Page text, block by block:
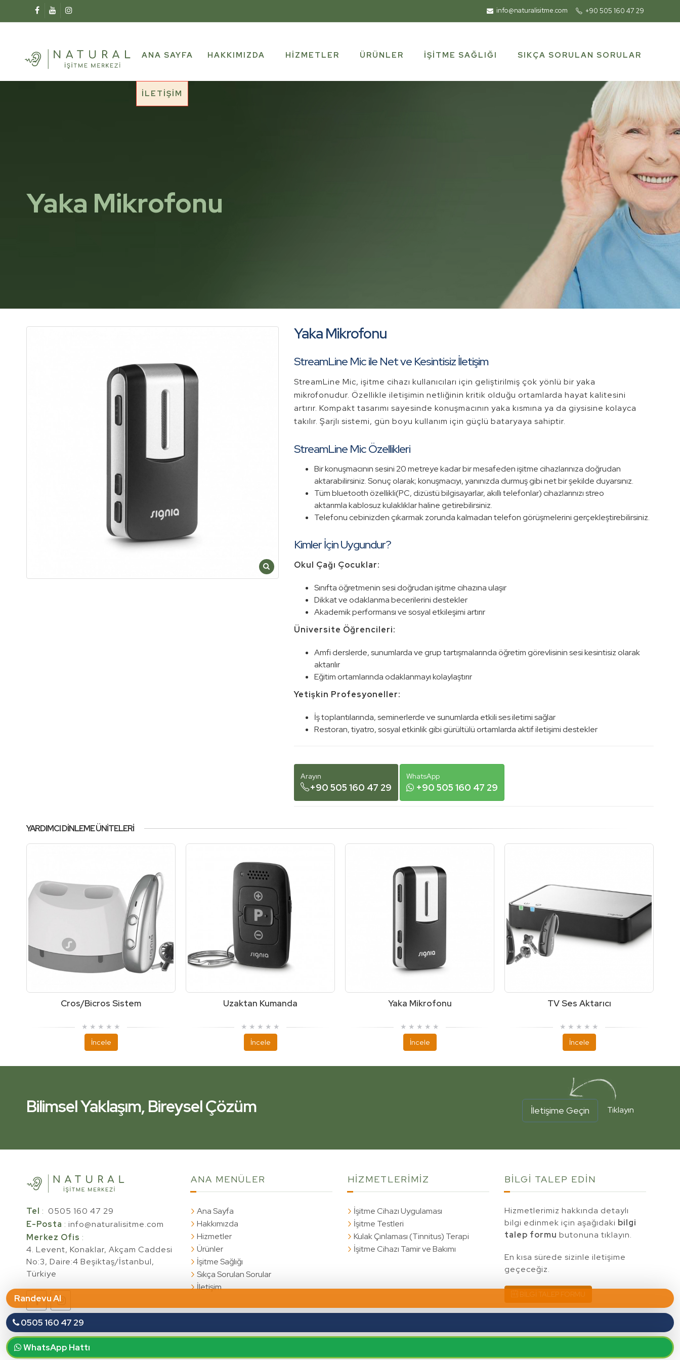
+90 505 160 47 29
info@naturalisitme.com
ANA SAYFA HAKKIMIZDA HIZMETLER ÜRÜNLER İŞITME SAĞLIĞI SIKÇA SORULAN SORULAR
İLETIŞIM
Yaka Mikrofonu
Yaka Mikrofonu
StreamLine Mic ile Net ve Kesintisiz İletişim
StreamLine Mic, işitme cihazı kullanıcıları için geliştirilmiş çok yönlü bir yaka
mikrofonudur. Özellikle iletişimin netliğinin kritik olduğu ortamlarda hayat kalitesini
artırır. Kompakt tasarımı sayesinde konuşmacının yaka kısmına ya da giysisine kolayca
takılır. Şarjlı sistemi, gün boyu kullanım için güçlü bataryaya sahiptir.
StreamLine Mic Özellikleri
Bir konuşmacının sesini 20 metreye kadar bir mesafeden işitme cihazlarınıza doğrudan
aktarabilirsiniz. Sonuç olarak; konuşmacıyı, yanınızda durmuş gibi net bir şekilde duyarsınız.
Tüm bluetooth özellikli(PC, dizüstü bilgisayarlar, akıllı telefonlar) cihazlarınızı streo
aktarımla kablosuz kulaklıklar haline getirebilirsiniz.
Telefonu cebinizden çıkarmak zorunda kalmadan telefon görüşmelerini gerçekleştirebilirsiniz.
Kimler İçin Uygundur?
Okul Çağı Çocuklar:
Sınıfta öğretmenin sesi doğrudan işitme cihazına ulaşır
Dikkat ve odaklanma becerilerini destekler
Akademik performansı ve sosyal etkileşimi artırır
Üniversite Öğrencileri:
Amfi derslerde, sunumlarda ve grup tartışmalarında öğretim görevlisinin sesi kesintisiz olarak
aktarılır
Eğitim ortamlarında odaklanmayı kolaylaştırır
Yetişkin Profesyoneller:
İş toplantılarında, seminerlerde ve sunumlarda etkili ses iletimi sağlar
Restoran, tiyatro, sosyal etkinlik gibi gürültülü ortamlarda aktif iletişimi destekler
Arayın
+90 505 160 47 29
WhatsApp
+90 505 160 47 29
YARDIMCI DINLEME ÜNITELERI
Cros/Bicros Sistem
İncele
Uzaktan Kumanda
İncele
Yaka Mikrofonu
İncele
TV Ses Aktarıcı
İncele
Bilimsel Yaklaşım, Bireysel Çözüm
Bilimsel Yaklaşım, Bireysel Çözüm
İletişime Geçin Tıklayın
Tel : 0505 160 47 29
E-Posta : info@naturalisitme.com
Merkez Ofis :
4. Levent, Konaklar, Akçam Caddesi
No:3, Daire:4 Beşiktaş/İstanbul,
Türkiye
ANA MENÜLER
Ana Sayfa
Hakkımızda
Hizmetler
Ürünler
İşitme Sağlığı
Sıkça Sorulan Sorular
İletişim
HİZMETLERİMİZ
İşitme Cihazı Uygulaması
İşitme Testleri
Kulak Çınlaması (Tinnitus) Terapi
İşitme Cihazı Tamir ve Bakımı
BİLGİ TALEP EDİN
Hizmetlerimiz hakkında detaylı
bilgi edinmek için aşağıdaki bilgi
talep formu butonuna tıklayın.
En kısa sürede sizinle iletişime
geçeceğiz.
BİLGİ TALEP FORMU
NATURAL İŞİTME MERKEZİ © Copyright 2025. Tüm hakları saklıdır.
0505 160 47 29
WhatsApp Hattı
Randevu Al